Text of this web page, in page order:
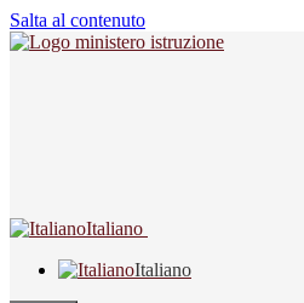
Salta al contenuto
Italiano
Italiano